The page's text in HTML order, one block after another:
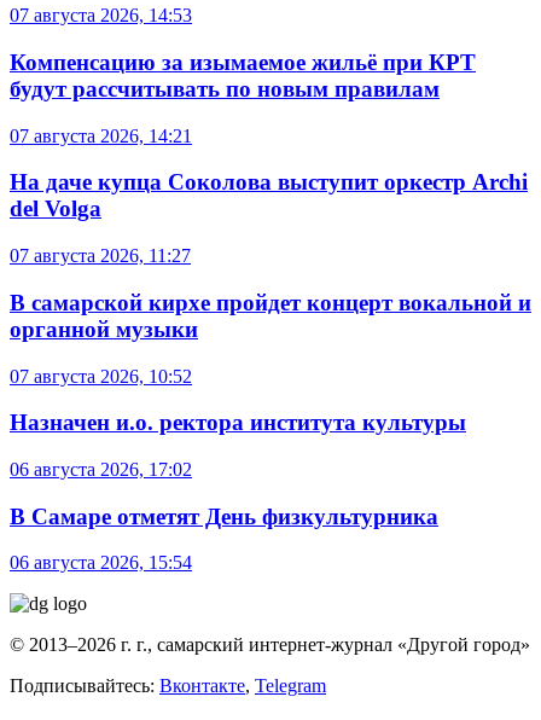
07 августа 2026, 14:53
Компенсацию за изымаемое жильё при КРТ
будут рассчитывать по новым правилам
07 августа 2026, 14:21
На даче купца Соколова выступит оркестр Archi
del Volga
07 августа 2026, 11:27
В самарской кирхе пройдет концерт вокальной и
органной музыки
07 августа 2026, 10:52
Назначен и.о. ректора института культуры
06 августа 2026, 17:02
В Самаре отметят День физкультурника
06 августа 2026, 15:54
© 2013–2026 г. г., самарский интернет-журнал «Другой город»
Подписывайтесь: Вконтакте, Telegram